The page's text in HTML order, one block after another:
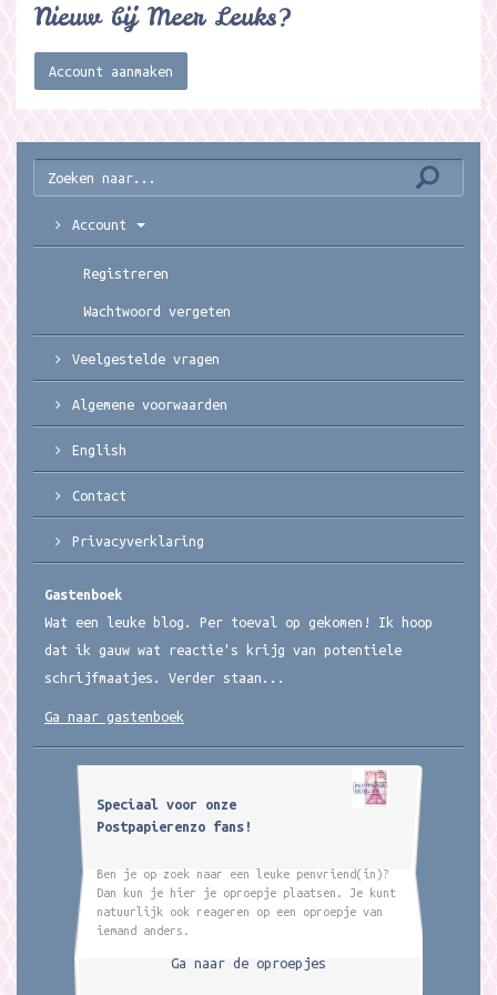
Nieuw bij Meer Leuks?
Account aanmaken
Account
Registreren
Wachtwoord vergeten
Veelgestelde vragen
Algemene voorwaarden
English
Contact
Privacyverklaring
Gastenboek
Wat een leuke blog. Per toeval op gekomen! Ik hoop
dat ik gauw wat reactie's krijg van potentiele
schrijfmaatjes. Verder staan...
Ga naar gastenboek
Speciaal voor onze
Postpapierenzo fans!
Ben je op zoek naar een leuke penvriend(in)?
Dan kun je hier je oproepje plaatsen. Je kunt
natuurlijk ook reageren op een oproepje van
iemand anders.
Ga naar de oproepjes